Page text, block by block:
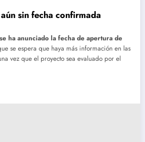
sin fecha confirmada
ha anunciado la fecha de apertura de
se espera que haya más información en las
vez que el proyecto sea evaluado por el